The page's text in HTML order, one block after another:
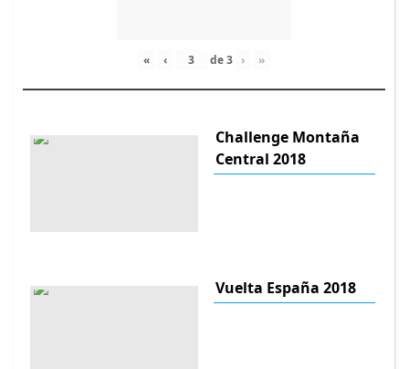
« ‹ de3 › »
Challenge Montaña
Central 2018
Vuelta España 2018